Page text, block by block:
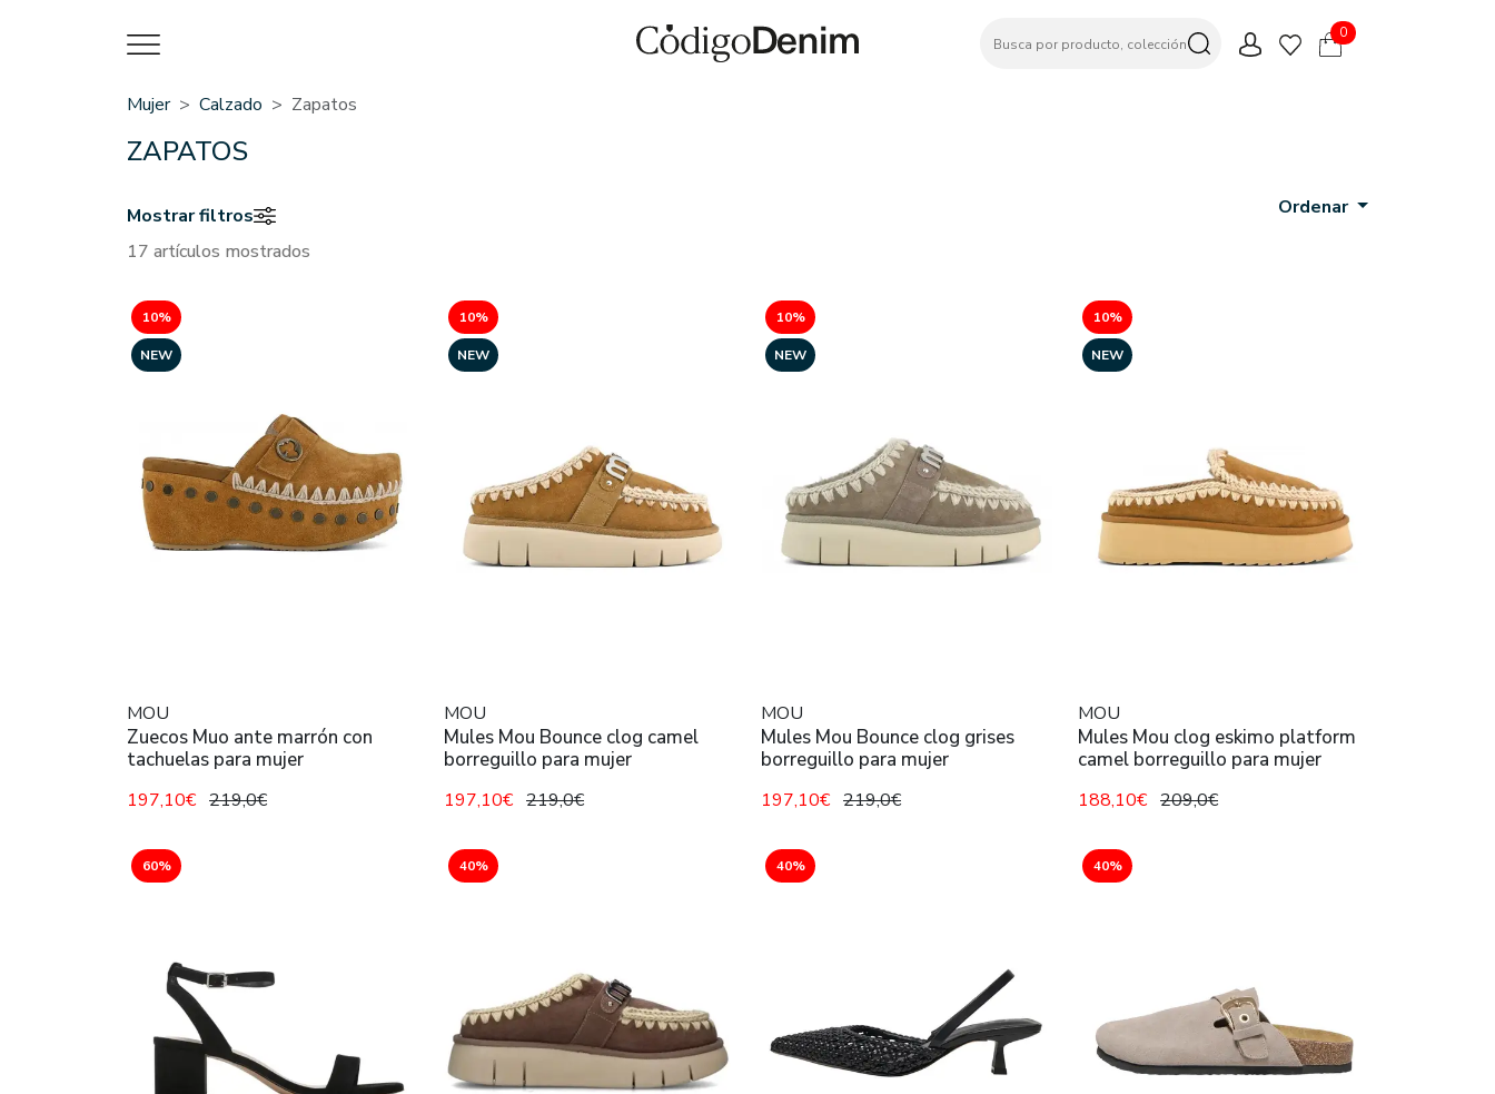
0
Mujer Calzado Zapatos
ZAPATOS
Mostrar filtros
Ordenar
17 artículos mostrados
10%
NEW
MOU
Zuecos Muo ante marrón con
tachuelas para mujer
197,10€ 219,0€
10%
NEW
MOU
Mules Mou Bounce clog camel
borreguillo para mujer
197,10€ 219,0€
10%
NEW
MOU
Mules Mou Bounce clog grises
borreguillo para mujer
197,10€ 219,0€
10%
NEW
MOU
Mules Mou clog eskimo platform
camel borreguillo para mujer
188,10€ 209,0€
60% 40% 40% 40%